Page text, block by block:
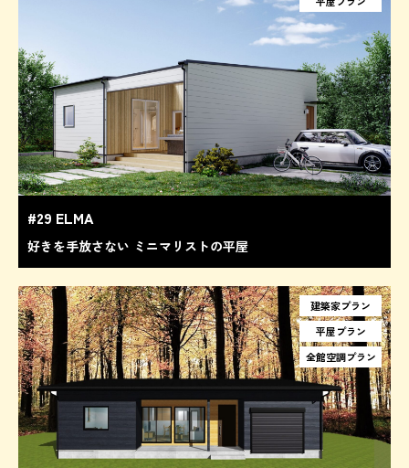
#29 ELMA
好きを手放さない ミニマリストの平屋
建築家プラン
平屋プラン
全館空調プラン